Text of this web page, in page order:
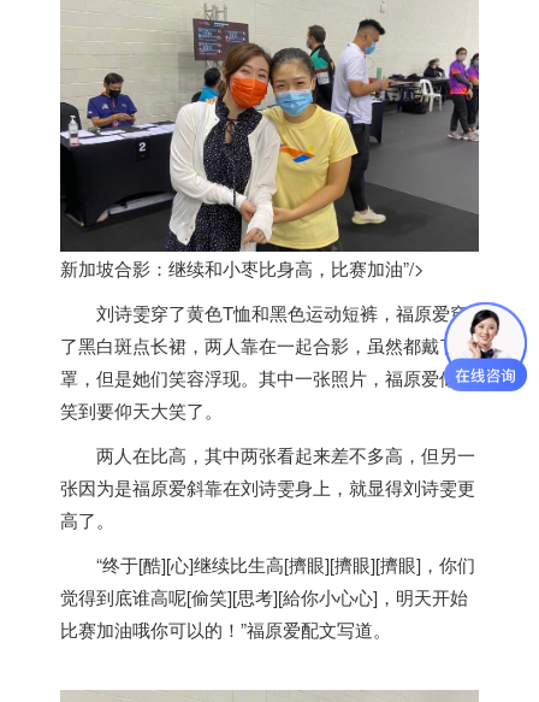
新加坡合影：继续和小枣比身高，比赛加油”/>
刘诗雯穿了黄色T恤和黑色运动短裤，福原爱穿
了黑白斑点长裙，两人靠在一起合影，虽然都戴了口
罩，但是她们笑容浮现。其中一张照片，福原爱似乎
笑到要仰天大笑了。
两人在比高，其中两张看起来差不多高，但另一
张因为是福原爱斜靠在刘诗雯身上，就显得刘诗雯更
高了。
“终于[酷][心]继续比生高[擠眼][擠眼][擠眼]，你们
觉得到底谁高呢[偷笑][思考][給你小心心]，明天开始
比赛加油哦你可以的！”福原爱配文写道。